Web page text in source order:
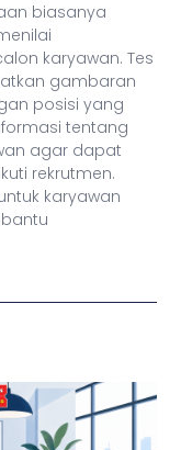
biasanya
karyawan. Tes
gambaran
posisi yang
tentang
agar dapat
rekrutmen.
karyawan